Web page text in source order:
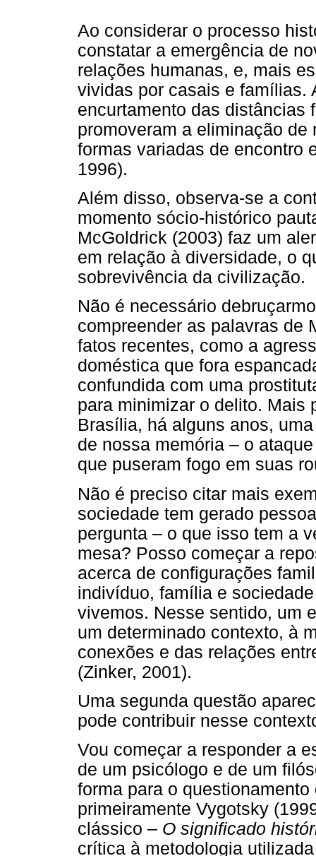
Ao considerar o processo
constatar a emergência de
relações humanas, e, mais
vividas por casais e famílias.
encurtamento das distâncias
promoveram a eliminação
formas variadas de encontro
1996).
Além disso, observa-se a
momento sócio-histórico
McGoldrick (2003) faz um
em relação à diversidade, o
sobrevivência da civilização.
Não é necessário
compreender as palavras de
fatos recentes, como a
doméstica que fora
confundida com uma
para minimizar o delito. Mais
Brasília, há alguns anos,
de nossa memória – o
que puseram fogo em suas
Não é preciso citar mais
sociedade tem gerado
pergunta – o que isso tem a
mesa? Posso começar a
acerca de configurações
indivíduo, família e
vivemos. Nesse sentido, um
um determinado contexto, à
conexões e das relações
(Zinker, 2001).
Uma segunda questão
pode contribuir nesse
Vou começar a responder a
de um psicólogo e de um
forma para o
primeiramente Vygotsky
clássico – O significado
crítica à metodologia